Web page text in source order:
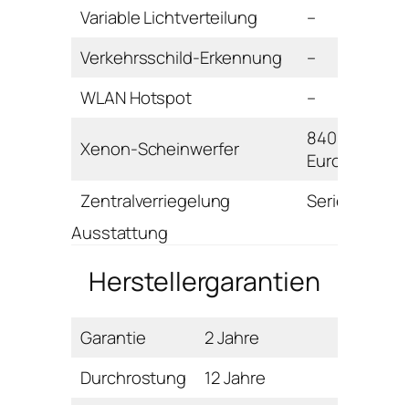
Variable Lichtverteilung
–
Verkehrsschild-Erkennung
–
WLAN Hotspot
–
Xenon-Scheinwerfer
840
Euro
Zentralverriegelung
Serie
Ausstattung
Herstellergarantien
Garantie
2 Jahre
Durchrostung
12 Jahre